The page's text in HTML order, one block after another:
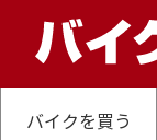
バイクを買う